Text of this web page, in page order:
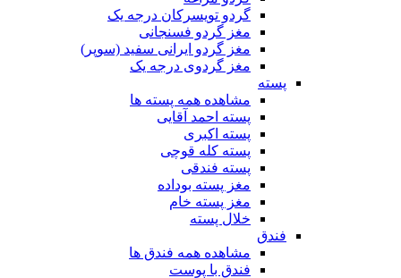
گردو تویسرکان درجه یک
مغز گردو فسنجانی
مغز گردو ایرانی سفید (سوپر)
مغز گردوی درجه یک
پسته
مشاهده همه پسته ها
پسته احمد آقایی
پسته اکبری
پسته کله قوچی
پسته فندقی
مغز پسته بوداده
مغز پسته خام
خلال پسته
فندق
مشاهده همه فندق ها
فندق با پوست